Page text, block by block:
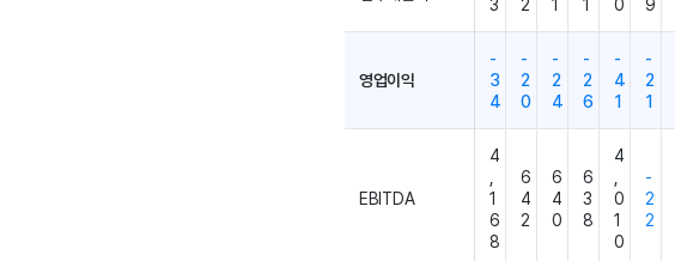
3
2
1
1
0
9
영업이익
-
3
4
-
2
0
-
2
4
-
2
6
-
4
1
-
2
1
EBITDA
4
1
6
8
6
4
2
6
4
0
6
3
8
4
0
1
0
-
2
2